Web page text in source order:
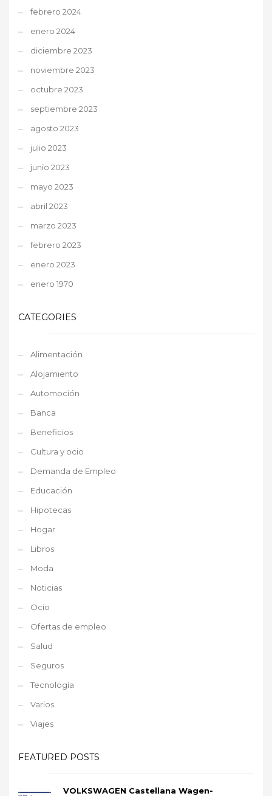
febrero 2024
enero 2024
diciembre 2023
noviembre 2023
octubre 2023
septiembre 2023
agosto 2023
julio 2023
junio 2023
mayo 2023
abril 2023
marzo 2023
febrero 2023
enero 2023
enero 1970
CATEGORIES
Alimentación
Alojamiento
Automoción
Banca
Beneficios
Cultura y ocio
Demanda de Empleo
Educación
Hipotecas
Hogar
Libros
Moda
Noticias
Ocio
Ofertas de empleo
Salud
Seguros
Tecnología
Varios
Viajes
FEATURED POSTS
VOLKSWAGEN Castellana Wagen-